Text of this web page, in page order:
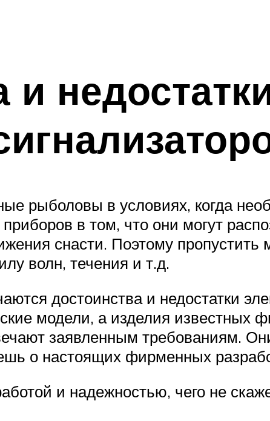
рыболовы в условиях, когда
в том, что они могут
снасти. Поэтому пропустить
волн, течения и т.д.
достоинства и недостатки
модели, а изделия известных
заявленным требованиям.
о настоящих фирменных
и надежностью, чего не